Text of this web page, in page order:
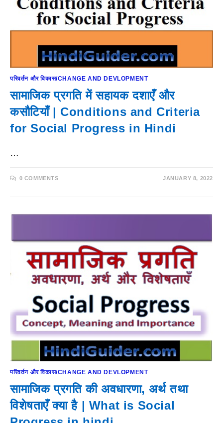
परिवर्तन और विकास/CHANGE AND DEVLOPMENT
सामाजिक प्रगति में सहायक दशाएँ और
कसौटियाँ | Conditions and Criteria
for Social Progress in Hindi
…
0 COMMENTS JANUARY 8, 2022
परिवर्तन और विकास/CHANGE AND DEVLOPMENT
सामाजिक प्रगति की अवधारणा, अर्थ तथा
विशेषताएँ क्या है | What is Social